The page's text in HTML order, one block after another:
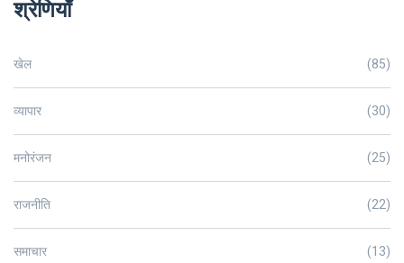
श्रेणियाँ
खेल (85)
व्यापार (30)
मनोरंजन (25)
राजनीति (22)
समाचार (13)